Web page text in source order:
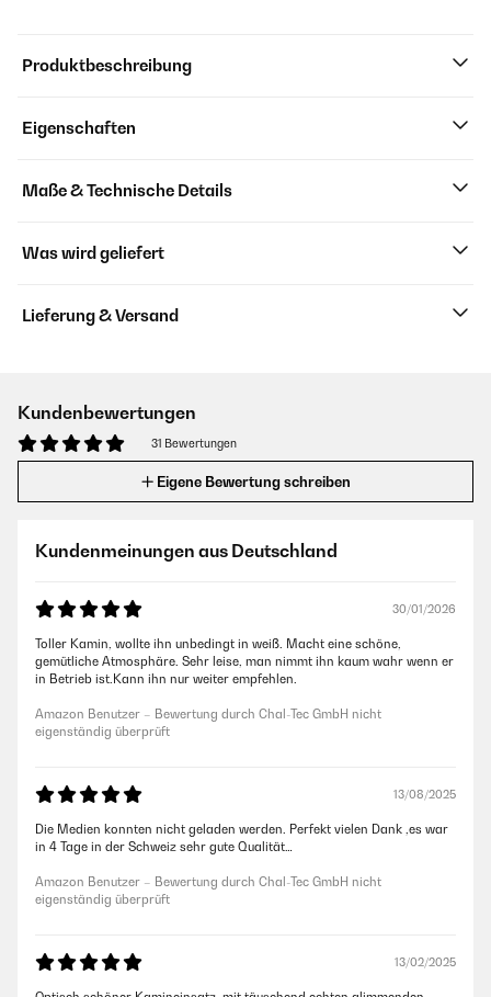
Produktbeschreibung
Eigenschaften
Maße & Technische Details
Was wird geliefert
Lieferung & Versand
Kundenbewertungen
31 Bewertungen
Eigene Bewertung schreiben
Kundenmeinungen aus Deutschland
30/01/2026
Toller Kamin, wollte ihn unbedingt in weiß. Macht eine schöne,
gemütliche Atmosphäre. Sehr leise, man nimmt ihn kaum wahr wenn er
in Betrieb ist.Kann ihn nur weiter empfehlen.
Amazon Benutzer – Bewertung durch Chal-Tec GmbH nicht
eigenständig überprüft
13/08/2025
Die Medien konnten nicht geladen werden. Perfekt vielen Dank ,es war
in 4 Tage in der Schweiz sehr gute Qualität…
Amazon Benutzer – Bewertung durch Chal-Tec GmbH nicht
eigenständig überprüft
13/02/2025